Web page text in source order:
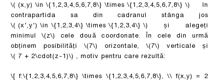
\( (x,y) \in \{1,2,3,4,5,6,7,8\} \times \{1,2,3,4,5,6,7,8\} \)
în
contrapartida sa din cadranul stânga jos
\( (x',y') \in \{1,2,3,4\} \times \{1,2,3,4\} \)
și alegeți
minimul\(z\)
cele două coordonate. În cele din urmă
obținem posibilități\(7\) orizontale, \(7\)
verticale și
\( 7 + 2\cdot(z-1)\) , motiv pentru care rezultă:
\[ f:\{1,2,3,4,5,6,7,8\} \times \{1,2,3,4,5,6,7,8\}, \\ f(x,y) = 2